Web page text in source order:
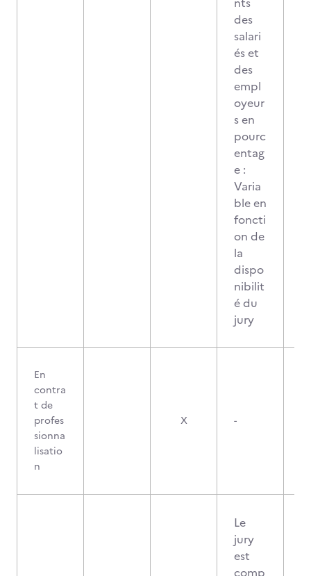
des
salari
és et
des
empl
oyeur
s en
pourc
entag
e :
Varia
ble en
foncti
on de
la
dispo
nibilit
é du
jury
En
contra
t de
profes
sionna
lisatio
n
X -
Le
jury
est
comp